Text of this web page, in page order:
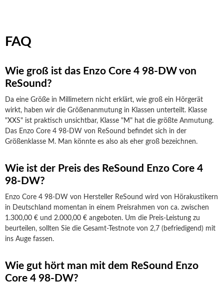
FAQ
Wie groß ist das Enzo Core 4 98-DW von
ReSound?
Da eine Größe in Millimetern nicht erklärt, wie groß ein Hörgerät
wirkt, haben wir die Größenanmutung in Klassen unterteilt. Klasse
"XXS" ist praktisch unsichtbar, Klasse "M" hat die größte Anmutung.
Das Enzo Core 4 98-DW von ReSound befindet sich in der
Größenklasse M. Man könnte es also als eher groß bezeichnen.
Wie ist der Preis des ReSound Enzo Core 4
98-DW?
Enzo Core 4 98-DW von Hersteller ReSound wird von Hörakustikern
in Deutschland momentan in einem Preisrahmen von ca. zwischen
1.300,00 € und 2.000,00 € angeboten. Um die Preis-Leistung zu
beurteilen, sollten Sie die Gesamt-Testnote von 2,7 (befriedigend) mit
ins Auge fassen.
Wie gut hört man mit dem ReSound Enzo
Core 4 98-DW?